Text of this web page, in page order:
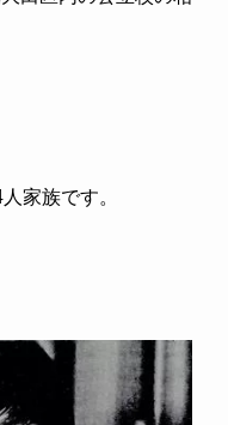
人家族です。